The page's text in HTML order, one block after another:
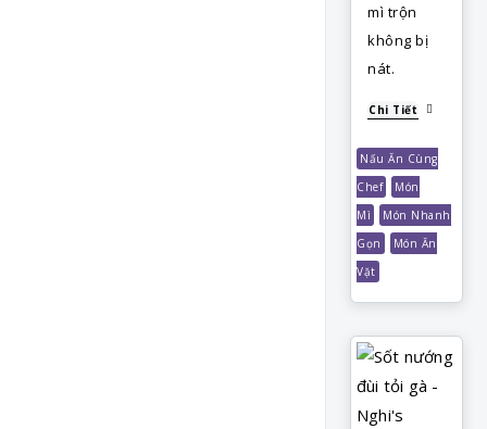
mì trộn
không bị
nát.
Chi Tiết
Nấu Ăn Cùng
Chef
Món
Mì
Món Nhanh
Gọn
Món Ăn
Vặt